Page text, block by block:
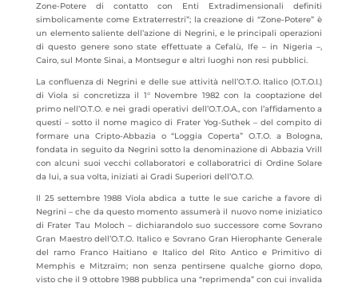
Zone-Potere di contatto con Enti Extradimensionali definiti
simbolicamente come Extraterrestri”; la creazione di “Zone-Potere” è
un elemento saliente dell’azione di Negrini, e le principali operazioni
di questo genere sono state effettuate a Cefalù, Ife – in Nigeria –,
Cairo, sul Monte Sinai, a Montsegur e altri luoghi non resi pubblici.
La confluenza di Negrini e delle sue attività nell’O.T.O. Italico (O.T.O.I.)
di Viola si concretizza il 1° Novembre 1982 con la cooptazione del
primo nell’O.T.O. e nei gradi operativi dell’O.T.O.A., con l’affidamento a
questi – sotto il nome magico di Frater Yog-Suthek – del compito di
formare una Cripto-Abbazia o “Loggia Coperta” O.T.O. a Bologna,
fondata in seguito da Negrini sotto la denominazione di Abbazia Vrill
con alcuni suoi vecchi collaboratori e collaboratrici di Ordine Solare
da lui, a sua volta, iniziati ai Gradi Superiori dell’O.T.O.
Il 25 settembre 1988 Viola abdica a tutte le sue cariche a favore di
Negrini – che da questo momento assumerà il nuovo nome iniziatico
di Frater Tau Moloch – dichiarandolo suo successore come Sovrano
Gran Maestro dell’O.T.O. Italico e Sovrano Gran Hierophante Generale
del ramo Franco Haitiano e Italico del Rito Antico e Primitivo di
Memphis e Mitzraïm; non senza pentirsene qualche giorno dopo,
visto che il 9 ottobre 1988 pubblica una “reprimenda” con cui invalida